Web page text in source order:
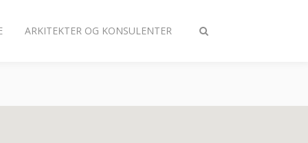
Slå
ARKITEKTER OG KONSULENTER